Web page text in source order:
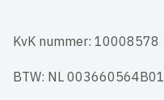
KvK nummer: 10008578
BTW: NL 003660564B01